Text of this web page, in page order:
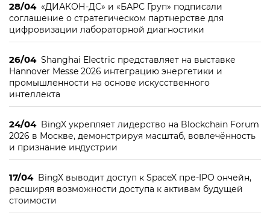
28/04 «ДИАКОН-ДС» и «БАРС Груп» подписали
соглашение о стратегическом партнерстве для
цифровизации лабораторной диагностики
26/04 Shanghai Electric представляет на выставке
Hannover Messe 2026 интеграцию энергетики и
промышленности на основе искусственного
интеллекта
24/04 BingX укрепляет лидерство на Blockchain Forum
2026 в Москве, демонстрируя масштаб, вовлечённость
и признание индустрии
17/04 BingX выводит доступ к SpaceX пре-IPO ончейн,
расширяя возможности доступа к активам будущей
стоимости